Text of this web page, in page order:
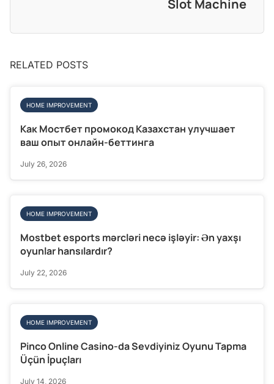
Slot Machine
RELATED POSTS
HOME IMPROVEMENT
Как Мостбет промокод Казахстан улучшает
ваш опыт онлайн-беттинга
July 26, 2026
HOME IMPROVEMENT
Mostbet esports mərcləri necə işləyir: Ən yaxşı
oyunlar hansılardır?
July 22, 2026
HOME IMPROVEMENT
Pinco Online Casino-da Sevdiyiniz Oyunu Tapma
Üçün İpuçları
July 14, 2026